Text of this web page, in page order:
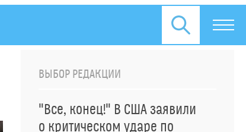
ВЫБОР РЕДАКЦИИ
"Все, конец!" В США заявили
о критическом ударе по